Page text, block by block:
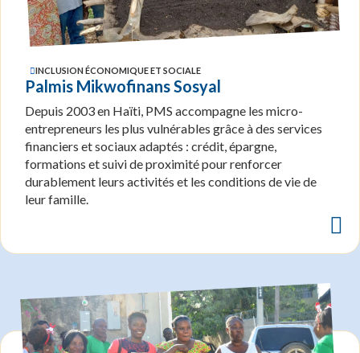
INCLUSION ÉCONOMIQUE ET SOCIALE
Palmis Mikwofinans Sosyal
Depuis 2003 en Haïti, PMS accompagne les micro-
entrepreneurs les plus vulnérables grâce à des services
financiers et sociaux adaptés : crédit, épargne,
formations et suivi de proximité pour renforcer
durablement leurs activités et les conditions de vie de
leur famille.